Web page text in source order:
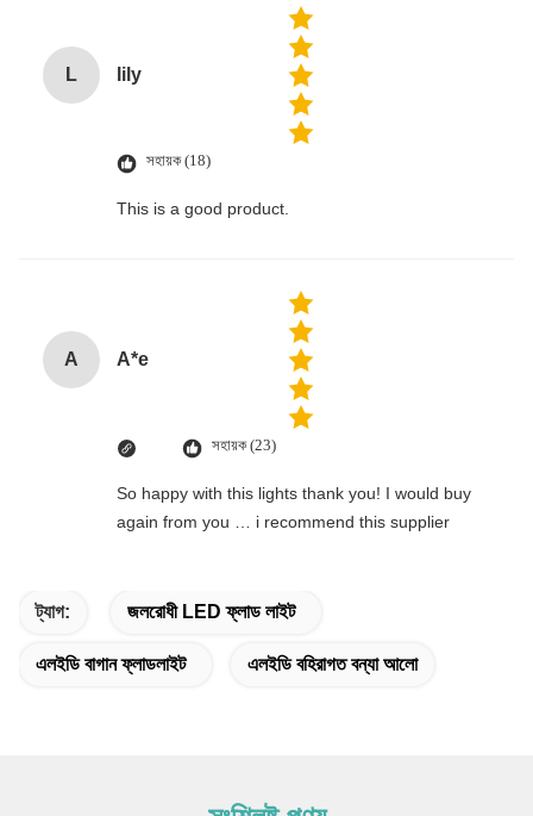
L lily
সহায়ক (18)
This is a good product.
A A*e
সহায়ক (23)
So happy with this lights thank you! I would buy
again from you … i recommend this supplier
ট্যাগ: জলরোধী LED ফ্লাড লাইট
এলইডি বাগান ফ্লাডলাইট এলইডি বহিরাগত বন্যা আলো